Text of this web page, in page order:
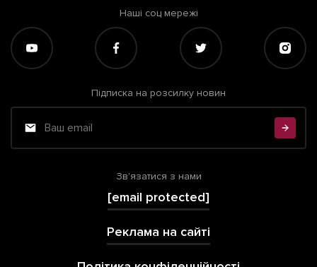
Наші соц мережі
Підписка на розсилку новин
Зв'язатися з нами
[email protected]
Реклама на сайті